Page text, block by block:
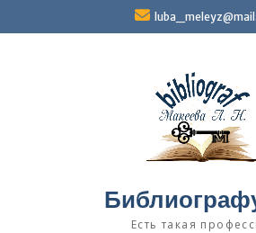
Есть такая